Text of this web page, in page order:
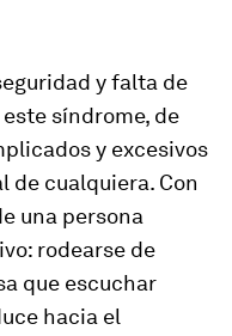
y falta de
síndrome, de
y excesivos
de cualquiera. Con
una persona
rodearse de
que escuchar
hacia el